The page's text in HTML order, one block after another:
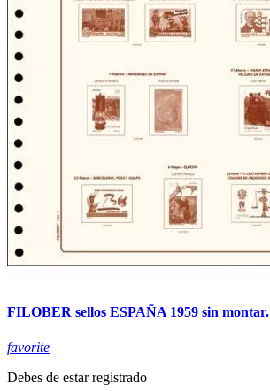
FILOBER sellos ESPAÑA 1959 sin montar.
favorite
Debes de estar registrado